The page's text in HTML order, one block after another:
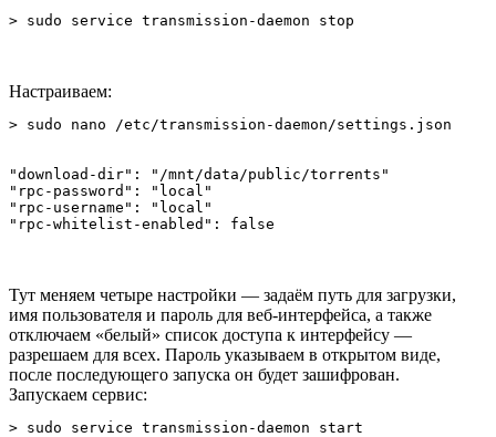
> sudo service transmission-daemon stop
Настраиваем:
> sudo nano /etc/transmission-daemon/settings.json
"download-dir": "/mnt/data/public/torrents"
"rpc-password": "local"
"rpc-username": "local"
"rpc-whitelist-enabled": false
Тут меняем четыре настройки — задаём путь для загрузки,
имя пользователя и пароль для веб-интерфейса, а также
отключаем «белый» список доступа к интерфейсу —
разрешаем для всех. Пароль указываем в открытом виде,
после последующего запуска он будет зашифрован.
Запускаем сервис:
> sudo service transmission-daemon start